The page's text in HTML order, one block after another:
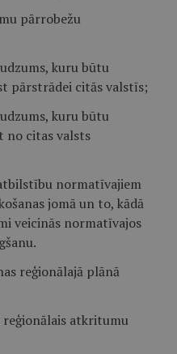
pārrobežu
kuru būtu
pārstrādei citās valstīs;
kuru būtu
no citas valsts
normatīvajiem
jomā un to, kādā
veicinās normatīvajos
reģionālajā plānā
reģionālais atkritumu